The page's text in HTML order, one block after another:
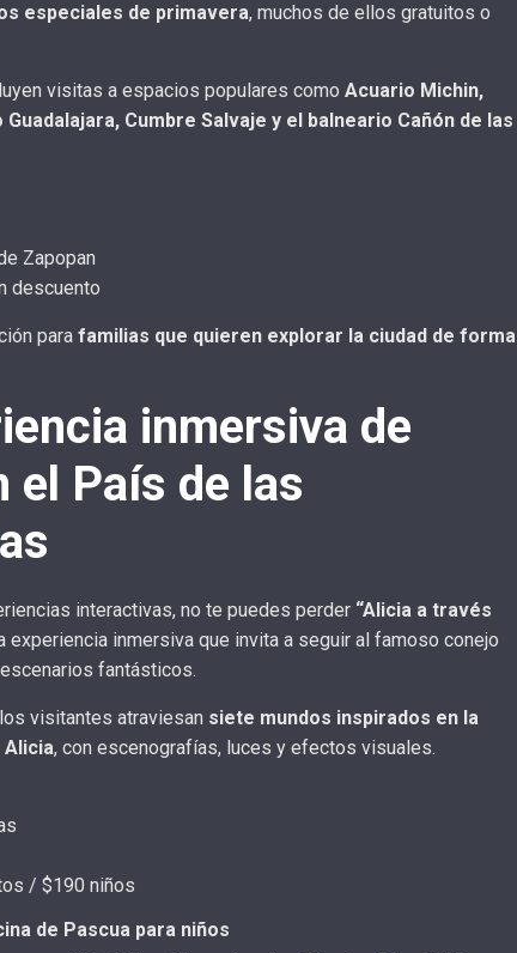
especiales de primavera, muchos de ellos gratuitos o
visitas a espacios populares como Acuario Michin,
Cumbre Salvaje y el balneario Cañón de las
Zapopan
descuento
para familias que quieren explorar la ciudad de forma
inmersiva de
el País de las
interactivas, no te puedes perder “Alicia a través
experiencia inmersiva que invita a seguir al famoso conejo
fantásticos.
visitantes atraviesan siete mundos inspirados en la
, con escenografías, luces y efectos visuales.
/ $190 niños
de Pascua para niños